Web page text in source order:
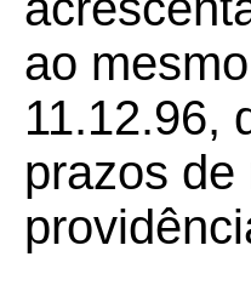
ao
11.12.96,
prazos